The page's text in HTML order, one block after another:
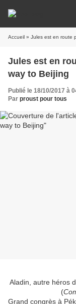
Accueil » Jules est en route
Jules est en
way to Beijing
Publié le 18/10/2017 à
Par proust pour tous
Aladin, autre héros
(
Grand congrès à